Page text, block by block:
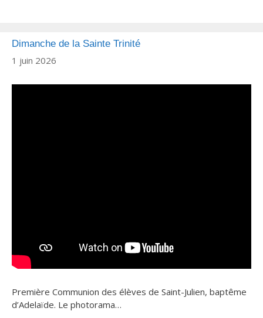
Dimanche de la Sainte Trinité
1 juin 2026
Première Communion des élèves de Saint-Julien, baptême
d’Adelaïde. Le photorama…